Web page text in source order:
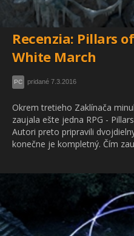
Recenzia: Pillars
White March
PC pridané 7.3.2016
Okrem tretieho Zaklínača
zaujala ešte jedna RPG -
Autori preto pripravili
konečne je kompletný. Čím